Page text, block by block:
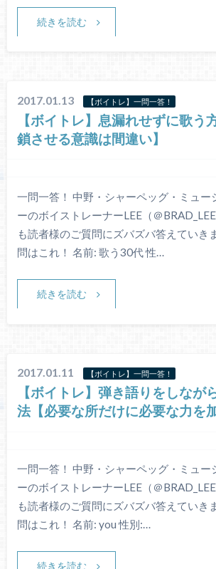
続きを読む
2017.01.13 【ボイトレ】一問一答！
【ボイトレ】息漏れせずに歌う
鎖させる意識は間違い】
一問一答！ 中野・シャーペッグ・ミュー
ーのボイストレーナーLEE（＠
も読者様のご質問にズバズバ答えていき
問はこれ！ 名前: 歌う30代 性…
続きを読む
2017.01.11 【ボイトレ】一問一答！
【ボイトレ】弾き語りをしなが
法【必要な所だけに必要な力を
一問一答！ 中野・シャーペッグ・ミュー
ーのボイストレーナーLEE（＠
も読者様のご質問にズバズバ答えていき
問はこれ！ 名前: you 性別:…
続きを読む